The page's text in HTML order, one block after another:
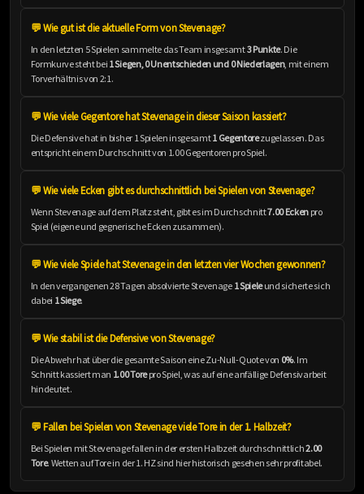
💬 Wie gut ist die aktuelle Form von Stevenage?
In den letzten 5 Spielen sammelte das Team insgesamt3 Punkte. Die
Formkurve steht bei 1 Siegen, 0 Unentschieden und 0 Niederlagen, mit einem
Torverhältnis von 2:1.
💬 Wie viele Gegentore hat Stevenage in dieser Saison kassiert?
Die Defensive hat in bisher 1 Spielen insgesamt1 Gegentorezugelassen. Das
entspricht einem Durchschnitt von 1.00 Gegentoren pro Spiel.
💬 Wie viele Ecken gibt es durchschnittlich bei Spielen von Stevenage?
Wenn Stevenage auf dem Platz steht, gibt es im Durchschnitt7.00 Ecken pro
Spiel (eigene und gegnerische Ecken zusammen).
💬 Wie viele Spiele hat Stevenage in den letzten vier Wochen gewonnen?
In den vergangenen 28 Tagen absolvierte Stevenage 1 Spieleund sicherte sich
dabei 1 Siege.
💬 Wie stabil ist die Defensive von Stevenage?
Die Abwehr hat über die gesamte Saison eine Zu-Null-Quote von 0%. Im
Schnitt kassiert man 1.00 Torepro Spiel, was auf eine anfällige Defensivarbeit
hindeutet.
💬 Fallen bei Spielen von Stevenage viele Tore in der 1. Halbzeit?
Bei Spielen mit Stevenage fallen in der ersten Halbzeit durchschnittlich2.00
Tore. Wetten auf Tore in der 1. HZ sind hier historisch gesehen sehr profitabel.